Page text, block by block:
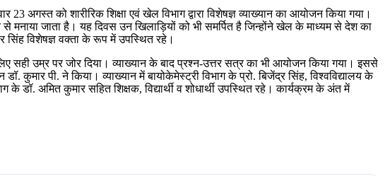
अगस्त को शारीरिक शिक्षा एवं खेल विभाग द्वारा विशेषज्ञ व्याख्यान का आयोजन किया गया।
जाता है। यह दिवस उन खिलाड़ियों को भी समर्पित है जिन्होंने खेल के माध्यम से देश का
सिंह विशेषज्ञ वक्ता के रूप में उपस्थित रहे।
सही उम्र पर जोर दिया। व्याख्यान के बाद प्रश्न-उत्तर सत्र का भी आयोजन किया गया। इससे
पी. ने किया। व्याख्यान में बायोकेमेस्ट्री विभाग के प्रो. बिजेंद्र सिंह, विश्वविद्यालय के
डॉ. अमित कुमार सहित शिक्षक, विद्यार्थी व शोधार्थी उपस्थित रहे। कार्यक्रम के अंत में